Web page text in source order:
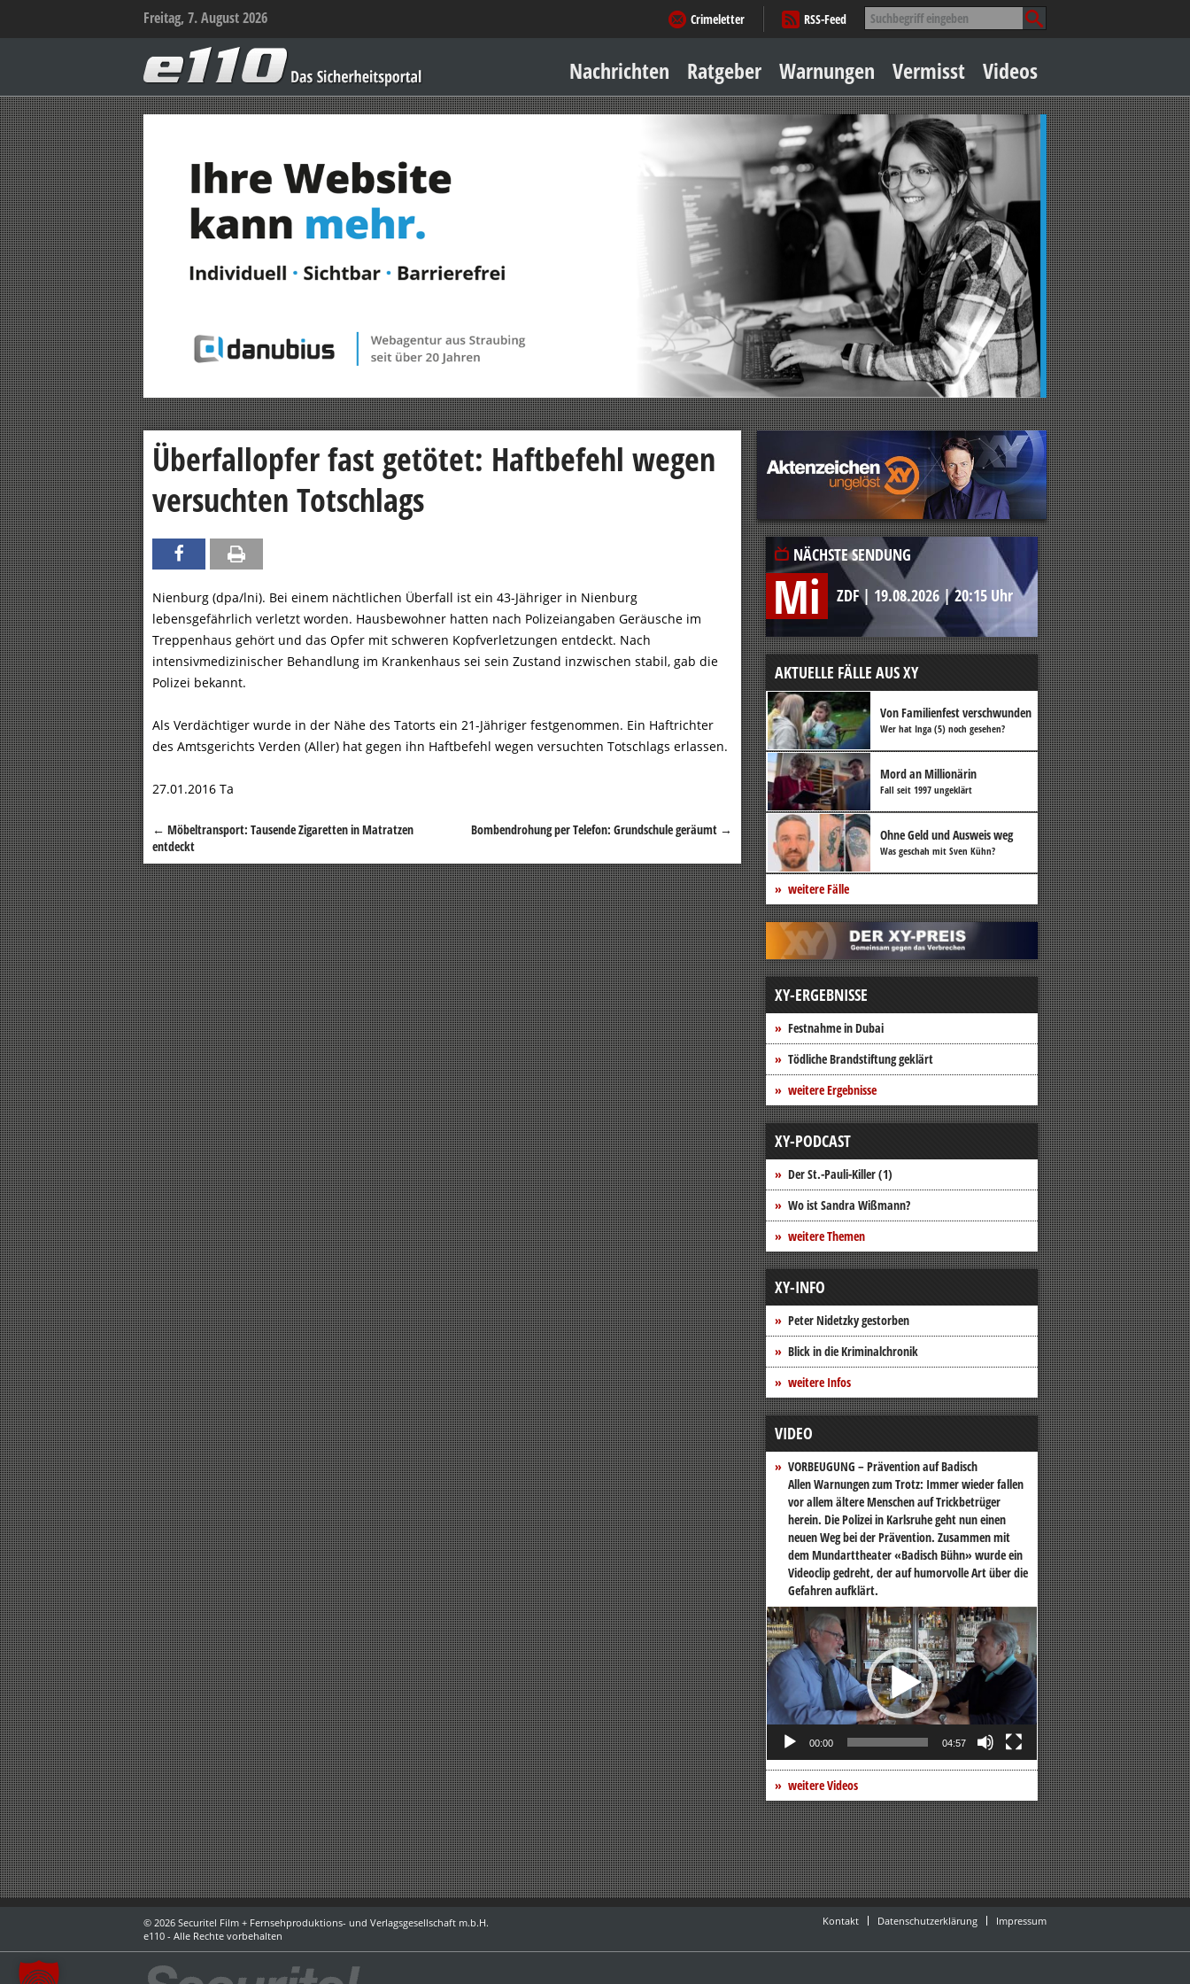
Freitag, 7. August 2026 Suche
nach:
Crimeletter
RSS-Feed
–
Das
Sicherheitsportal
Inhalt
springen
Nachrichten Ratgeber
Sicher zu Hause
Geld & Einkauf
Amore & mehr
Mobiles Leben
Arbeitsleben
Warnungen Vermisst Videos
Überfallopfer fast getötet: Haftbefehl wegen
versuchten Totschlags
Nienburg (dpa/lni). Bei einem nächtlichen Überfall ist ein 43-Jähriger in Nienburg
lebensgefährlich verletzt worden. Hausbewohner hatten nach Polizeiangaben Geräusche im
Treppenhaus gehört und das Opfer mit schweren Kopfverletzungen entdeckt. Nach
intensivmedizinischer Behandlung im Krankenhaus sei sein Zustand inzwischen stabil, gab die
Polizei bekannt.
Als Verdächtiger wurde in der Nähe des Tatorts ein 21-Jähriger festgenommen. Ein Haftrichter
des Amtsgerichts Verden (Aller) hat gegen ihn Haftbefehl wegen versuchten Totschlags erlassen.
27.01.2016 Ta
Beitragsnavigation
← Möbeltransport: Tausende Zigaretten in Matratzen
entdeckt
Bombendrohung per Telefon: Grundschule geräumt →
NÄCHSTE SENDUNG
Mi ZDF| 19.08.2026 |20:15 Uhr
AKTUELLE FÄLLE AUS XY
Von Familienfest verschwunden
Wer hat Inga (5) noch gesehen?
Mord an Millionärin
Fall seit 1997 ungeklärt
Ohne Geld und Ausweis weg
Was geschah mit Sven Kühn?
weitere Fälle
XY-ERGEBNISSE
Festnahme in Dubai
Tödliche Brandstiftung geklärt
weitere Ergebnisse
XY-PODCAST
Der St.-Pauli-Killer (1)
Wo ist Sandra Wißmann?
weitere Themen
XY-INFO
Peter Nidetzky gestorben
Blick in die Kriminalchronik
weitere Infos
VIDEO
VORBEUGUNG – Prävention auf Badisch
Allen Warnungen zum Trotz: Immer wieder fallen
vor allem ältere Menschen auf Trickbetrüger
herein. Die Polizei in Karlsruhe geht nun einen
neuen Weg bei der Prävention. Zusammen mit
dem Mundarttheater «Badisch Bühn» wurde ein
Videoclip gedreht, der auf humorvolle Art über die
Gefahren aufklärt.
Video-
Player
00:00 04:57
weitere Videos
© 2026 Securitel Film + Fernsehproduktions- und Verlagsgesellschaft m.b.H.
e110 - Alle Rechte vorbehalten
Kontakt Datenschutzerklärung Impressum